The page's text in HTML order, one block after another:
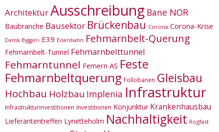
ArchitekturAusschreibung Bane NOR
Baubranche Bausektor Brückenbau Corona Corona-Krise
Dansk Byggeri E39 Eisenbahn Fehmarnbelt-Querung
Fehmarnbelt-Tunnel Fehmarnbelttunnel
Fehmarntunnel Femern AS Feste
Fehmarnbeltquerung Follobanen Gleisbau
Hochbau Holzbau Implenia Infrastruktur
Infrastrukturinvestitionen Investitionen Konjunktur Krankenhausbau
Lieferantentreffen Lynetteholm Nachhaltigkeit Rogfast